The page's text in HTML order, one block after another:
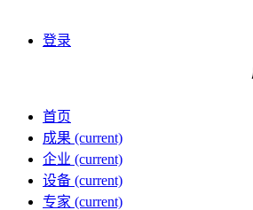
登录
首页
成果 (current)
企业 (current)
设备 (current)
专家 (current)